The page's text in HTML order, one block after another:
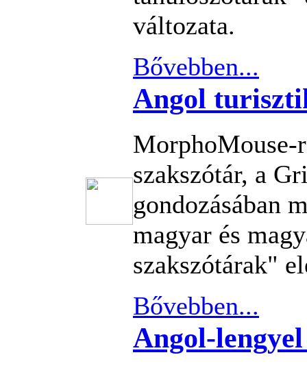
változata.
Bővebben...
Angol
MorphoMouse-
szakszótár, a
gondozásában
magyar és
szakszótárak"
Bővebben...
Angol-